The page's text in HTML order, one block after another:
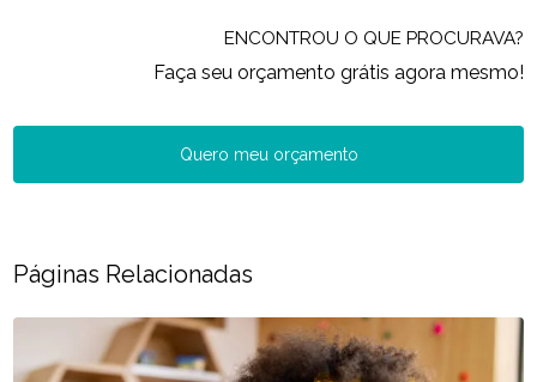
ENCONTROU O QUE PROCURAVA?
Faça seu orçamento grátis agora mesmo!
Quero meu orçamento
Páginas Relacionadas